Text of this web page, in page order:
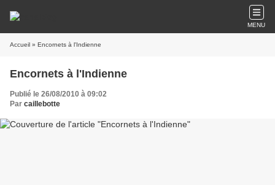
MENU
Accueil » Encornets à l'Indienne
Encornets à l'Indienne
Publié le 26/08/2010 à 09:02
Par caillebotte